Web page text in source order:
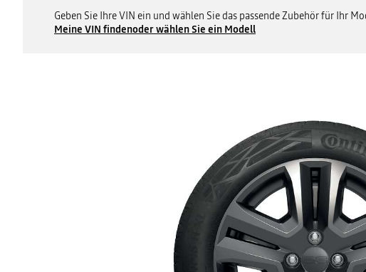
Geben Sie Ihre VIN ein und wählen Sie das passende Zubehör für Ihr
Meine VIN findenoder wählen Sie ein Modell